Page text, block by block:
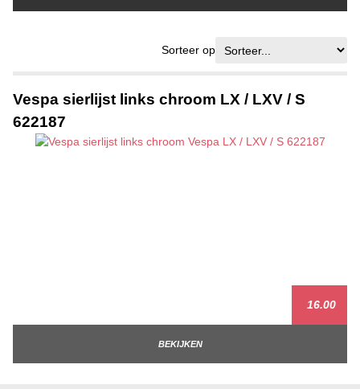
Sorteer op
Vespa sierlijst links chroom LX / LXV / S
622187
16.00
BEKIJKEN